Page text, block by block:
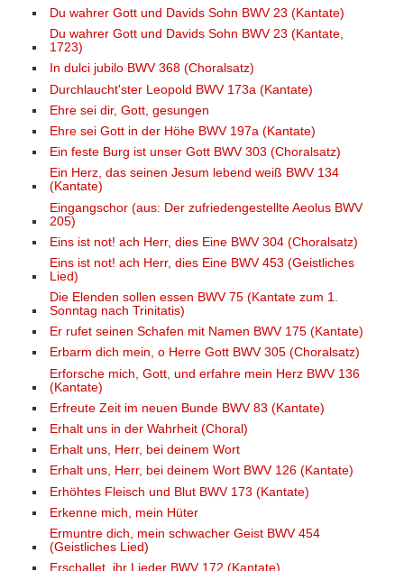
Du wahrer Gott und Davids Sohn BWV 23 (Kantate)
Du wahrer Gott und Davids Sohn BWV 23 (Kantate,
1723)
In dulci jubilo BWV 368 (Choralsatz)
Durchlaucht'ster Leopold BWV 173a (Kantate)
Ehre sei dir, Gott, gesungen
Ehre sei Gott in der Höhe BWV 197a (Kantate)
Ein feste Burg ist unser Gott BWV 303 (Choralsatz)
Ein Herz, das seinen Jesum lebend weiß BWV 134
(Kantate)
Eingangschor (aus: Der zufriedengestellte Aeolus BWV
205)
Eins ist not! ach Herr, dies Eine BWV 304 (Choralsatz)
Eins ist not! ach Herr, dies Eine BWV 453 (Geistliches
Lied)
Die Elenden sollen essen BWV 75 (Kantate zum 1.
Sonntag nach Trinitatis)
Er rufet seinen Schafen mit Namen BWV 175 (Kantate)
Erbarm dich mein, o Herre Gott BWV 305 (Choralsatz)
Erforsche mich, Gott, und erfahre mein Herz BWV 136
(Kantate)
Erfreute Zeit im neuen Bunde BWV 83 (Kantate)
Erhalt uns in der Wahrheit (Choral)
Erhalt uns, Herr, bei deinem Wort
Erhalt uns, Herr, bei deinem Wort BWV 126 (Kantate)
Erhöhtes Fleisch und Blut BWV 173 (Kantate)
Erkenne mich, mein Hüter
Ermuntre dich, mein schwacher Geist BWV 454
(Geistliches Lied)
Erschallet, ihr Lieder BWV 172 (Kantate)